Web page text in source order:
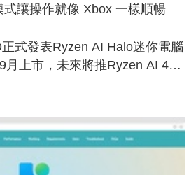
讓操作就像 Xbox 一樣順暢
式發表Ryzen AI Halo迷你電腦
月上市，未來將推Ryzen AI 400